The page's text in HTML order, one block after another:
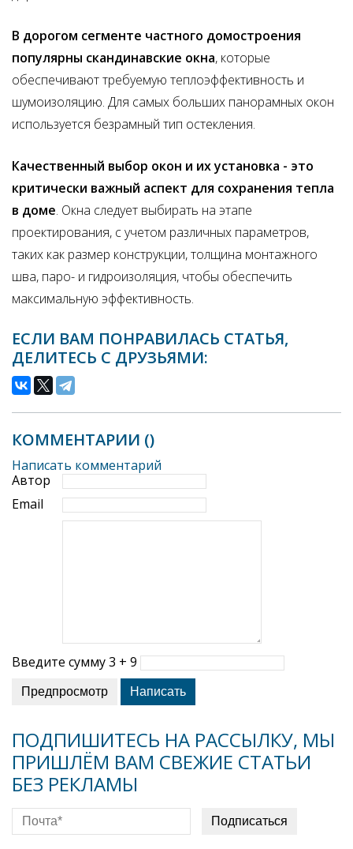
В дорогом сегменте частного домостроения
популярны скандинавские окна, которые
обеспечивают требуемую теплоэффективность и
шумоизоляцию. Для самых больших панорамных окон
используется безрамный тип остекления.
Качественный выбор окон и их установка - это
критически важный аспект для сохранения тепла
в доме. Окна следует выбирать на этапе
проектирования, с учетом различных параметров,
таких как размер конструкции, толщина монтажного
шва, паро- и гидроизоляция, чтобы обеспечить
максимальную эффективность.
ЕСЛИ ВАМ ПОНРАВИЛАСЬ СТАТЬЯ,
ДЕЛИТЕСЬ С ДРУЗЬЯМИ:
КОММЕНТАРИИ ()
Написать комментарий
Автор
Email
Введите сумму 3 + 9
ПОДПИШИТЕСЬ НА РАССЫЛКУ, МЫ
ПРИШЛЁМ ВАМ СВЕЖИЕ СТАТЬИ
БЕЗ РЕКЛАМЫ